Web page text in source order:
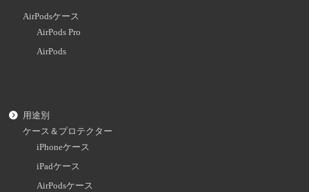
AirPodsケース
AirPods Pro
AirPods
用途別
ケース＆プロテクター
iPhoneケース
iPadケース
AirPodsケース